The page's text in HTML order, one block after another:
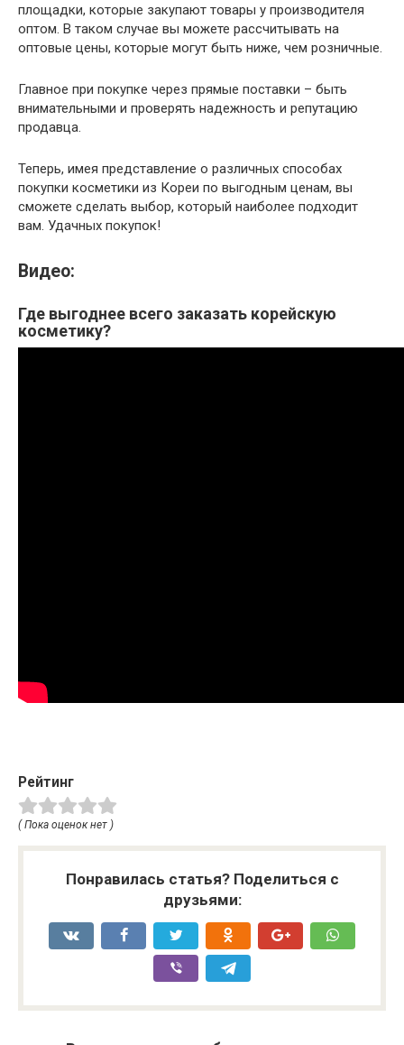
площадки, которые закупают товары у производителя
оптом. В таком случае вы можете рассчитывать на
оптовые цены, которые могут быть ниже, чем розничные.
Главное при покупке через прямые поставки – быть
внимательными и проверять надежность и репутацию
продавца.
Теперь, имея представление о различных способах
покупки косметики из Кореи по выгодным ценам, вы
сможете сделать выбор, который наиболее подходит
вам. Удачных покупок!
Видео:
Где выгоднее всего заказать корейскую
косметику?
Рейтинг
( Пока оценок нет )
Понравилась статья? Поделиться с
друзьями: